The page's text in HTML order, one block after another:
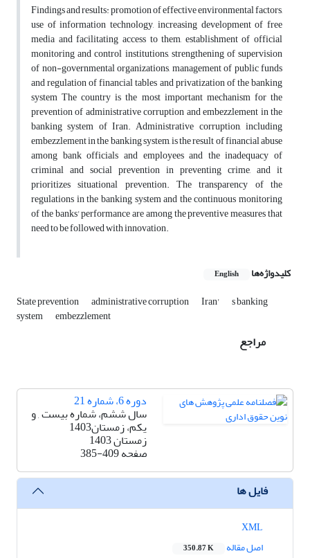
Findings and results: promotion of effective environmental factors,
use of information technology, increasing development of free
media and facilitating access to them, establishment of official
monitoring and control institutions, strengthening of supervision
of non-governmental organizations, management of public funds
and regulation of financial tables and privatization of the banking
system The country is the most important mechanism for the
prevention of administrative corruption and embezzlement in the
banking system of Iran. Administrative corruption, including
embezzlement in the banking system, is the result of financial abuse
among bank officials and employees and the inadequacy of
criminal and social prevention in preventing crime, and it
prioritizes situational prevention. The transparency of the
regulations in the banking system and the continuous monitoring
of the banks' performance are among the preventive measures that
need to be followed with innovation.
کلیدواژه‌ها English
State prevention administrative corruption Iran' s banking
system embezzlement
مراجع
دوره 6، شماره 21
سال ششم، شماره بیست , و
یکم، زمستان1403
زمستان 1403
صفحه385-409
فایل ها
اصل مقاله
350.87 K